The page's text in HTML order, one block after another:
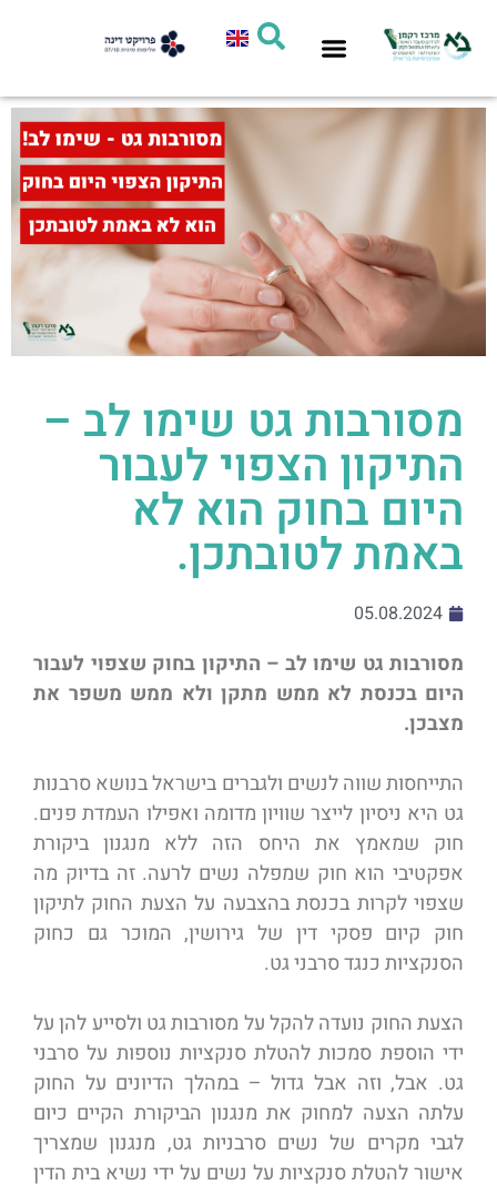
מסורבות גט שימו לב –
התיקון הצפוי לעבור
היום בחוק הוא לא
באמת לטובתכן.
05.08.2024
מסורבות גט שימו לב – התיקון בחוק שצפוי לעבור
היום בכנסת לא ממש מתקן ולא ממש משפר את
מצבכן.
התייחסות שווה לנשים ולגברים בישראל בנושא סרבנות
גט היא ניסיון לייצר שוויון מדומה ואפילו העמדת פנים.
חוק שמאמץ את היחס הזה ללא מנגנון ביקורת
אפקטיבי הוא חוק שמפלה נשים לרעה. זה בדיוק מה
שצפוי לקרות בכנסת בהצבעה על הצעת החוק לתיקון
חוק קיום פסקי דין של גירושין, המוכר גם כחוק
הסנקציות כנגד סרבני גט.
הצעת החוק נועדה להקל על מסורבות גט ולסייע להן על
ידי הוספת סמכות להטלת סנקציות נוספות על סרבני
גט. אבל, וזה אבל גדול – במהלך הדיונים על החוק
עלתה הצעה למחוק את מנגנון הביקורת הקיים כיום
לגבי מקרים של נשים סרבניות גט, מנגנון שמצריך
אישור להטלת סנקציות על נשים על ידי נשיא בית הדין